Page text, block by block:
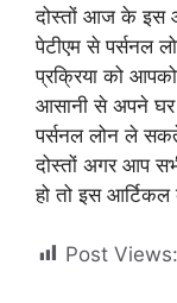
दोस्तों आज के इस
पेटीएम से पर्सनल
प्रक्रिया को
आसानी से अपने घर
पर्सनल लोन ले
दोस्तों अगर आप
हो तो इस
Post Views: